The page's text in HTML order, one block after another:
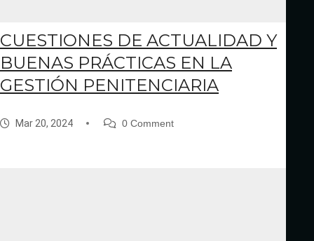
CUESTIONES DE ACTUALIDAD Y
BUENAS PRÁCTICAS EN LA
GESTIÓN PENITENCIARIA
Mar 20, 2024 0 Comment